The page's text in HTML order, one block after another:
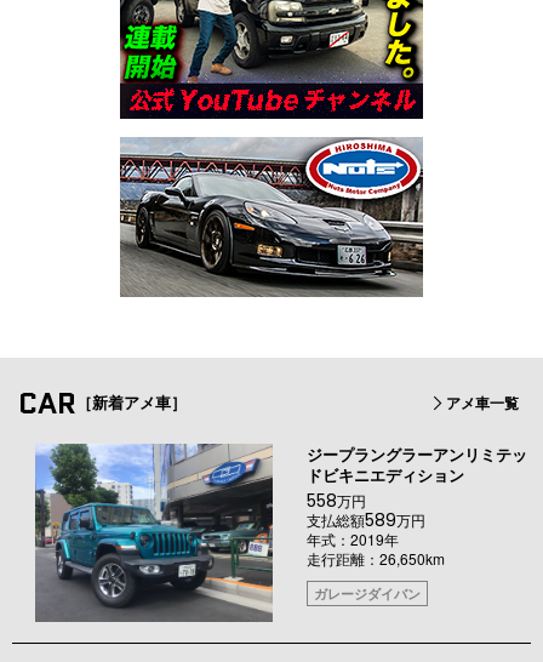
CAR ［新着アメ車］ アメ車一覧
ジープラングラーアンリミテッ
ドビキニエディション
558万円
支払総額589万円
年式：2019年
走行距離：26,650km
ガレージダイバン